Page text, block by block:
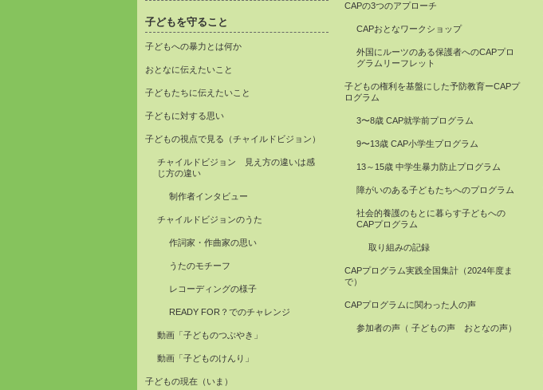
子どもを守ること
子どもへの暴力とは何か
おとなに伝えたいこと
子どもたちに伝えたいこと
子どもに対する思い
子どもの視点で見る（チャイルドビジョン）
チャイルドビジョン 見え方の違いは感
じ方の違い
制作者インタビュー
チャイルドビジョンのうた
作詞家・作曲家の思い
うたのモチーフ
レコーディングの様子
READY FOR？でのチャレンジ
動画「子どものつぶやき」
動画「子どものけんり」
子どもの現在（いま）
CAPの3つのアプローチ
CAPおとなワークショップ
外国にルーツのある保護者へのCAPプロ
グラムリーフレット
子どもの権利を基盤にした予防教育ーCAPプ
ログラム
3〜8歳 CAP就学前プログラム
9〜13歳 CAP小学生プログラム
13～15歳 中学生暴力防止プログラム
障がいのある子どもたちへのプログラム
社会的養護のもとに暮らす子どもへの
CAPプログラム
取り組みの記録
CAPプログラム実践全国集計（2024年度ま
で）
CAPプログラムに関わった人の声
参加者の声（ 子どもの声 おとなの声）